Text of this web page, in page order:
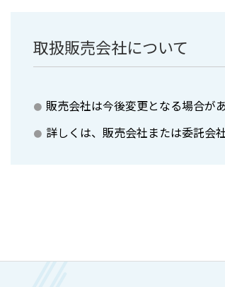
取扱販売会社について
販売会社は今後変更となる場合が
詳しくは、販売会社または委託会